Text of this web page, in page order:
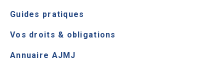
Guides pratiques
Vos droits & obligations
Annuaire AJMJ